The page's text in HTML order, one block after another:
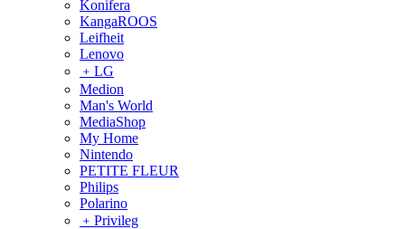
Konifera
KangaROOS
Leifheit
Lenovo
﹢ LG
Medion
Man's World
MediaShop
My Home
Nintendo
PETITE FLEUR
Philips
Polarino
﹢ Privileg